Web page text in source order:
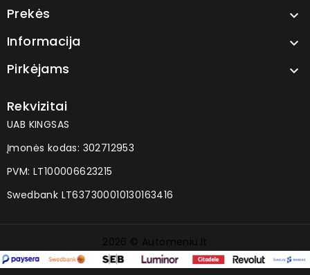
Prekės 
Informacija 
Pirkėjams 
Rekvizitai
UAB KINGSAS
Įmonės kodas: 302712953
PVM: LT100006623215
Swedbank LT637300010130163416
2026 © Automeniu.lt